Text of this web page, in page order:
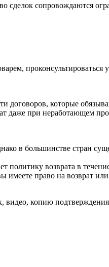
сделок сопровождаются
проконсультироваться
договоров, которые
даже при неработающем
в большинстве стран
политику возврата в
имеете право на возврат или
видео, копию